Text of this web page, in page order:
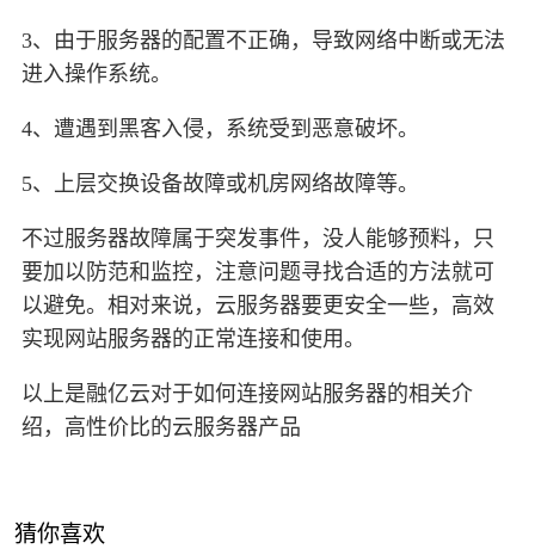
3、由于服务器的配置不正确，导致网络中断或无法
进入操作系统。
4、遭遇到黑客入侵，系统受到恶意破坏。
5、上层交换设备故障或机房网络故障等。
不过服务器故障属于突发事件，没人能够预料，只
要加以防范和监控，注意问题寻找合适的方法就可
以避免。相对来说，云服务器要更安全一些，高效
实现网站服务器的正常连接和使用。
以上是融亿云对于如何连接网站服务器的相关介
绍，高性价比的云服务器产品
猜你喜欢